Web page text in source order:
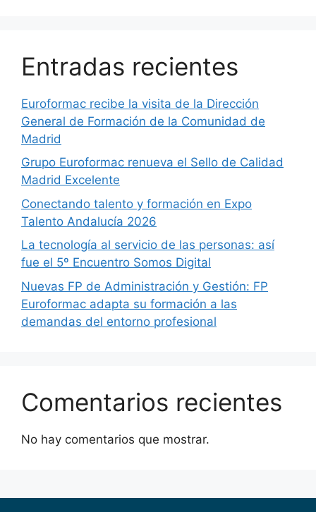
Entradas recientes
Euroformac recibe la visita de la Dirección
General de Formación de la Comunidad de
Madrid
Grupo Euroformac renueva el Sello de Calidad
Madrid Excelente
Conectando talento y formación en Expo
Talento Andalucía 2026
La tecnología al servicio de las personas: así
fue el 5º Encuentro Somos Digital
Nuevas FP de Administración y Gestión: FP
Euroformac adapta su formación a las
demandas del entorno profesional
Comentarios recientes
No hay comentarios que mostrar.